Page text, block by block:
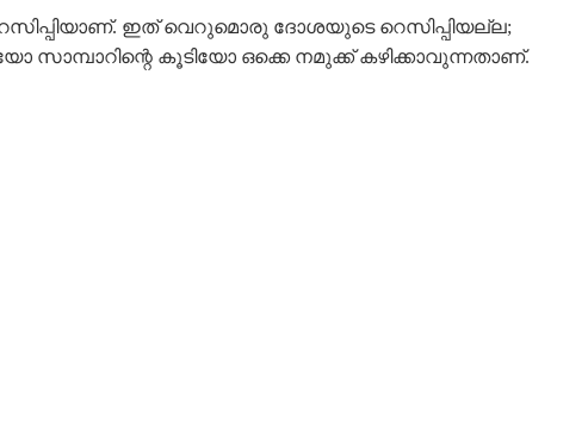
റെസിപ്പിയാണ്. ഇത് വെറുമൊരു ദോശയുടെ റെസിപ്പിയല്ല;
കൂടിയോ ഒക്കെ നമുക്ക് കഴിക്കാവുന്നതാണ്.